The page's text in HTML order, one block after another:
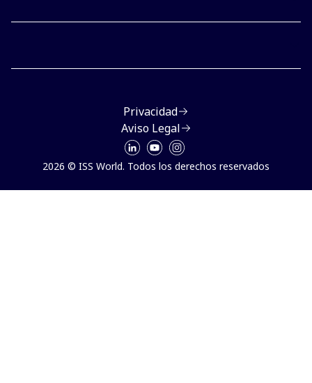
2026 © ISS World. Todos los derechos reservados
Privacidad
Aviso Legal